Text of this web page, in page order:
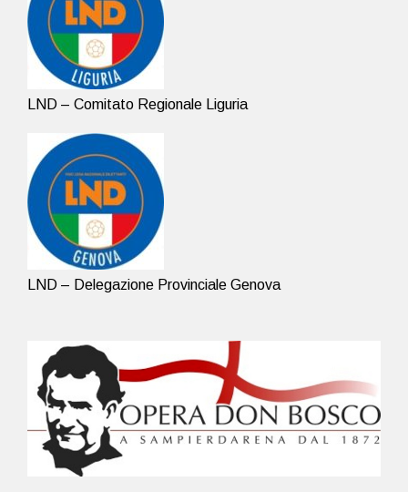
LND – Comitato Regionale Liguria
LND – Delegazione Provinciale Genova